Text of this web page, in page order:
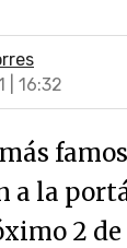
| 16:32
a la
2